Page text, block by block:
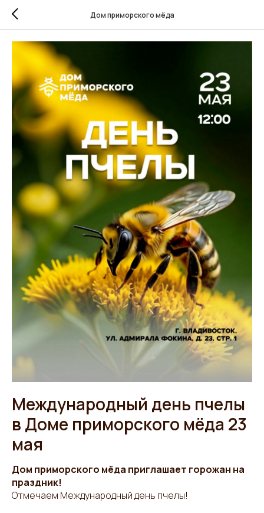
Дом приморского мёда
Международный день пчелы
в Доме приморского мёда 23
мая
Дом приморского мёда приглашает горожан на
праздник!
Отмечаем Международный день пчелы!